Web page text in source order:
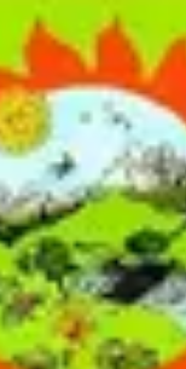
les tonersAvantages